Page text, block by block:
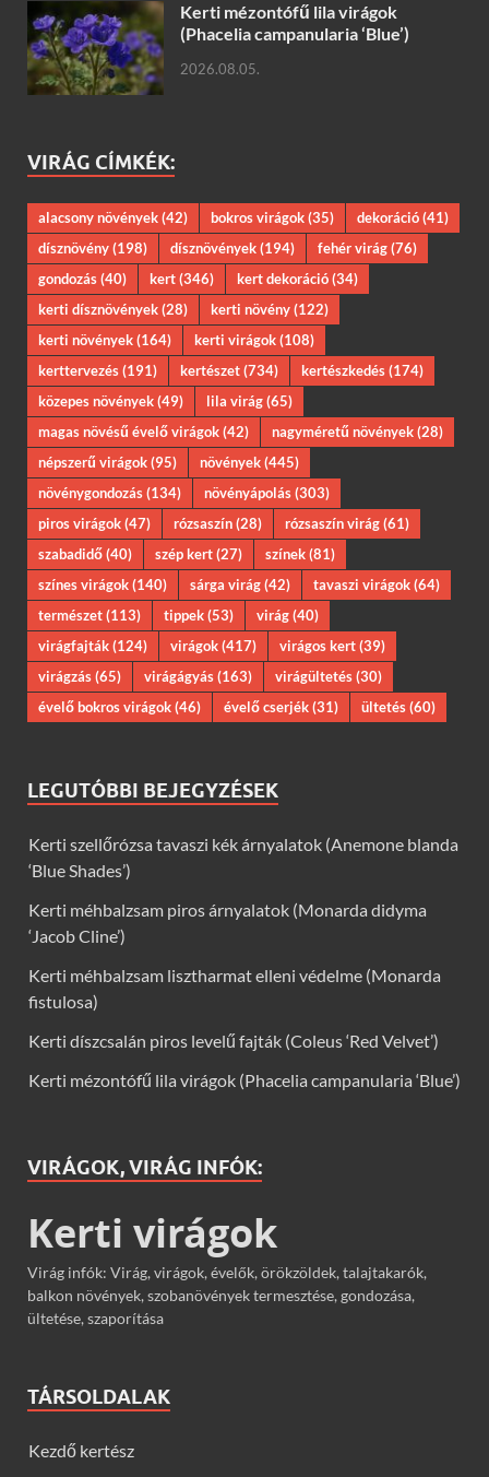
Kerti mézontófű lila virágok
(Phacelia campanularia ‘Blue’)
2026.08.05.
VIRÁG CÍMKÉK:
alacsony növények(42) bokros virágok(35) dekoráció(41)
dísznövény(198) dísznövények(194) fehér virág(76)
gondozás(40) kert(346) kert dekoráció(34)
kerti dísznövények(28) kerti növény(122)
kerti növények(164) kerti virágok(108)
kerttervezés(191) kertészet(734) kertészkedés(174)
közepes növények(49) lila virág(65)
magas növésű évelő virágok(42) nagyméretű növények(28)
népszerű virágok(95) növények(445)
növénygondozás(134) növényápolás(303)
piros virágok(47) rózsaszín(28) rózsaszín virág(61)
szabadidő(40) szép kert(27) színek(81)
színes virágok(140) sárga virág(42) tavaszi virágok(64)
természet(113) tippek(53) virág(40)
virágfajták(124) virágok(417) virágos kert(39)
virágzás(65) virágágyás(163) virágültetés(30)
évelő bokros virágok(46) évelő cserjék(31) ültetés(60)
LEGUTÓBBI BEJEGYZÉSEK
Kerti szellőrózsa tavaszi kék árnyalatok (Anemone blanda
‘Blue Shades’)
Kerti méhbalzsam piros árnyalatok (Monarda didyma
‘Jacob Cline’)
Kerti méhbalzsam lisztharmat elleni védelme (Monarda
fistulosa)
Kerti díszcsalán piros levelű fajták (Coleus ‘Red Velvet’)
Kerti mézontófű lila virágok (Phacelia campanularia ‘Blue’)
VIRÁGOK, VIRÁG INFÓK:
Kerti virágok
Virág infók: Virág, virágok, évelők, örökzöldek, talajtakarók,
balkon növények, szobanövények termesztése, gondozása,
ültetése, szaporítása
TÁRSOLDALAK
Kezdő kertész